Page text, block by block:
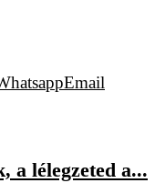
Email
a lélegzeted a...